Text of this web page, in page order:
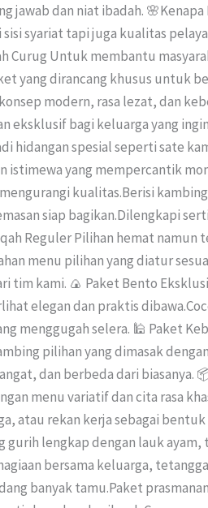
dan niat ibadah.
syariat tapi juga kualitas
Curug Untuk membantu
yang dirancang khusus untuk
modern, rasa lezat, dan
eksklusif bagi keluarga yang
hidangan spesial seperti sate
yang mempercantik
kualitas.Berisi
siap bagikan.Dilengkapi
Reguler Pilihan hemat
menu pilihan yang diatur
tim kami. 🍙 Paket Bento
elegan dan praktis
menggugah selera. 🕌 Paket
pilihan yang dimasak
dan berbeda dari biasanya.
menu variatif dan cita rasa
rekan kerja sebagai bentuk
gurih lengkap dengan lauk
bersama keluarga,
banyak tamu.Paket